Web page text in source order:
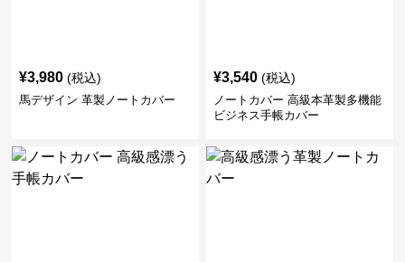
¥3,980 (税込)
馬デザイン 革製ノートカバー
¥3,540 (税込)
ノートカバー 高級本革製多機能
ビジネス手帳カバー